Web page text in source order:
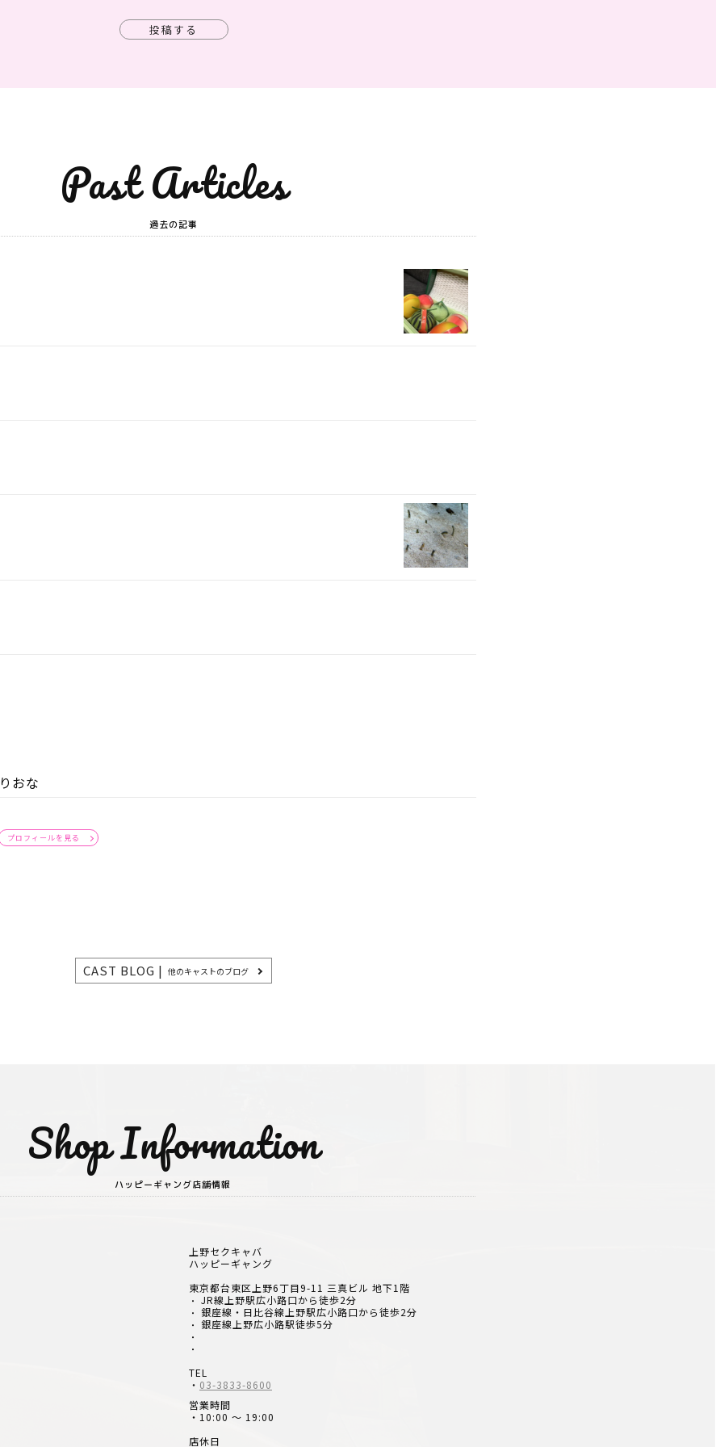
投稿する
Past Articles
過去の記事
りおな
プロフィールを見る
CAST BLOG | 他のキャストのブログ
Shop Information
ハッピーギャング店舗情報
上野セクキャバ
ハッピーギャング
東京都台東区上野6丁目9-11 三真ビル 地下1階
・ JR線上野駅広小路口から徒歩2分
・ 銀座線・日比谷線上野駅広小路口から徒歩2分
・ 銀座線上野広小路駅徒歩5分
・
・
TEL
・ 03-3833-8600
営業時間
・10:00 ～ 19:00
店休日